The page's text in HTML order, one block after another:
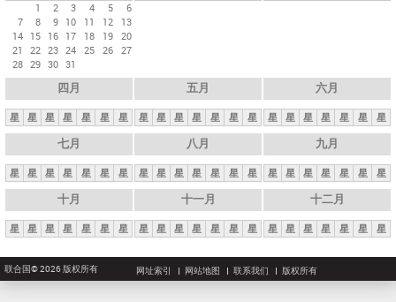
1
2 3 4 5
6
7
8 9 10 11 12
13
14 15 16 17 18 19 20
21
22 23 24 25 26 27
28 29 30 31
四月
星 星 星 星 星 星 星
五月
星 星 星 星 星 星 星
六月
星 星 星 星 星 星 星
七月
星 星 星 星 星 星 星
八月
星 星 星 星 星 星 星
九月
星 星 星 星 星 星 星
十月
星 星 星 星 星 星 星
十一月
星 星 星 星 星 星 星
十二月
星 星 星 星 星 星 星
联合国© 2026 版权所有 网址索引 网站地图 联系我们 版权所有